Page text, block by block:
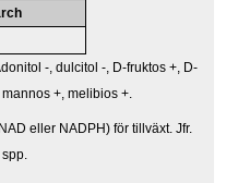
-, dulcitol -, D-fruktos +, D-
+, melibios +.
eller NADPH) för tillväxt. Jfr.
spp.